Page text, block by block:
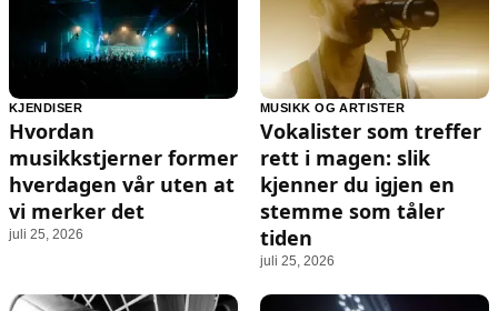
KJENDISER
Hvordan
musikkstjerner former
hverdagen vår uten at
vi merker det
juli 25, 2026
MUSIKK OG ARTISTER
Vokalister som treffer
rett i magen: slik
kjenner du igjen en
stemme som tåler
tiden
juli 25, 2026